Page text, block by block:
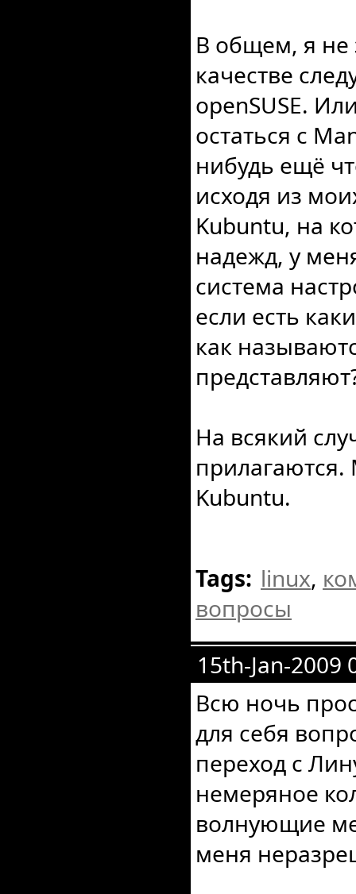
В общем, я не
качестве
openSUSE.
остаться с
нибудь ещё
исходя из
Kubuntu, на
надежд, у
система
если есть
как
На всякий
прилагаются.
Kubuntu.
Tags: linux,
вопросы
15th-Jan-2009
Всю ночь
для себя
переход с
немеряное
волнующие
меня